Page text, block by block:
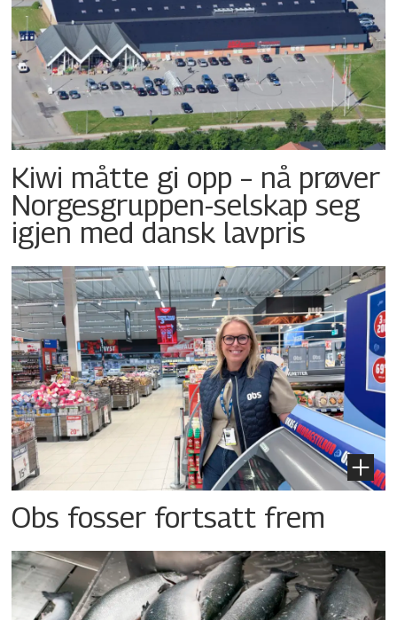
Kiwi måtte gi opp – nå prøver
Norgesgruppen-selskap seg
igjen med dansk lavpris
Obs fosser fortsatt frem